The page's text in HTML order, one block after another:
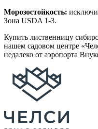
Морозостойкость:
Зона USDA 1-3.
Купить лиственницу
нашем садовом центре
недалеко от аэропорта